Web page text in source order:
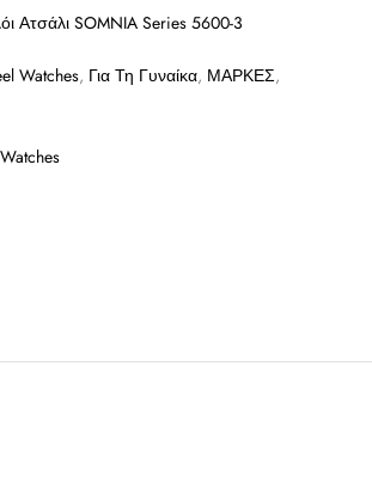
Ατσάλι SOMNIA Series 5600-3
Watches, Για Τη Γυναίκα, ΜΑΡΚΕΣ,
Watches